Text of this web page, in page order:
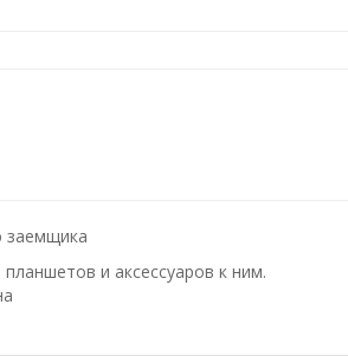
заемщика
и аксессуаров к ним.